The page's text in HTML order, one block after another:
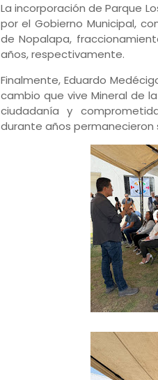
La incorporación de Parque
por el Gobierno Municipal,
de Nopalapa,
años, respectivamente.
Finalmente, Eduardo
cambio que vive Mineral de
ciudadanía y
durante años permanecieron